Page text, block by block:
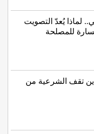
لماذا يُعدّ التصويت
للمصلحة
تقف الشرعية من